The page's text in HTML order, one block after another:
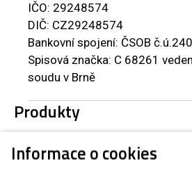
IČO: 29248574
DIČ: CZ29248574
Bankovní spojení: ČSOB
Spisová značka: C 68261
soudu v Brně
Produkty
Automatické závory
Informace o cookies